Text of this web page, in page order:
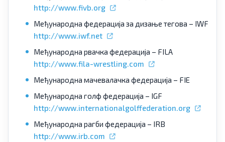
http://www.fivb.org
Међународна федерација за дизање тегова – IWF
http://www.iwf.net
Међународна рвачка федерација – FILA
http://www.fila-wrestling.com
Међународна мачевалачка федерација – FIE
Међународна голф федерација – IGF
http://www.internationalgolffederation.org
Међународна рагби федерација – IRB
http://www.irb.com